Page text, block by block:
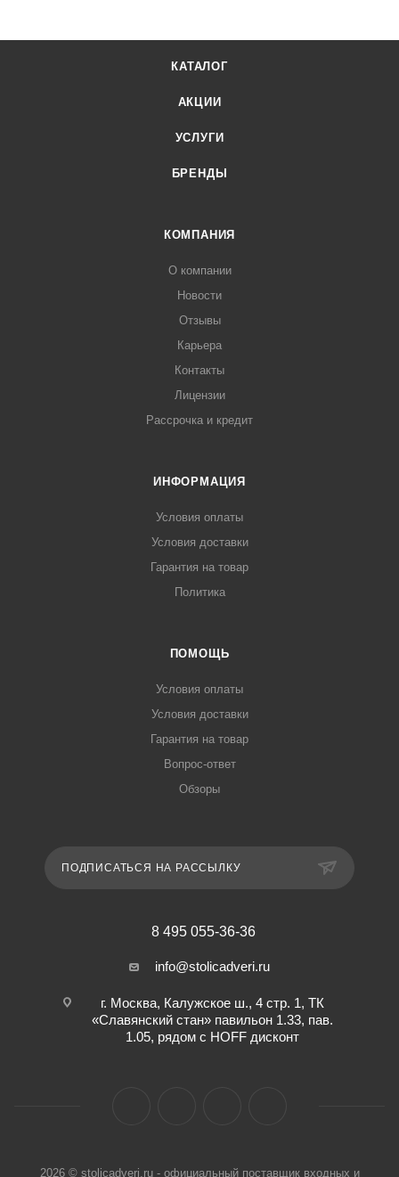
КАТАЛОГ
АКЦИИ
УСЛУГИ
БРЕНДЫ
КОМПАНИЯ
О компании
Новости
Отзывы
Карьера
Контакты
Лицензии
Рассрочка и кредит
ИНФОРМАЦИЯ
Условия оплаты
Условия доставки
Гарантия на товар
Политика
ПОМОЩЬ
Условия оплаты
Условия доставки
Гарантия на товар
Вопрос-ответ
Обзоры
ПОДПИСАТЬСЯ НА РАССЫЛКУ
8 495 055-36-36
info@stolicadveri.ru
г. Москва, Калужское ш., 4 стр. 1, ТК
«Славянский стан» павильон 1.33, пав.
1.05, рядом с HOFF дисконт
2026 © stolicadveri.ru - официальный поставщик входных и